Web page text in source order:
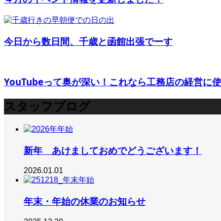
今日から数日間、千歳と函館出張でーす
YouTubeって奥が深い！これなら工務店の経営に
スタッフブログ
新年 あけましておめでどうございます！
2026.01.01
年末・年始の休業のお知らせ